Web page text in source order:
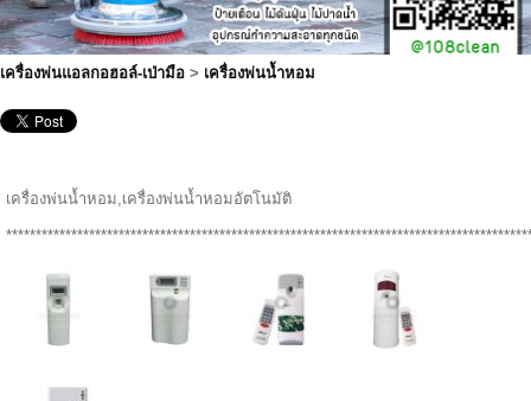
เครื่องพ่นแอลกอฮอล์-เป่ามือ > เครื่องพ่นน้ำหอม
เครื่องพ่นน้ำหอม,เครื่องพ่นน้ำหอมอัตโนมัติ